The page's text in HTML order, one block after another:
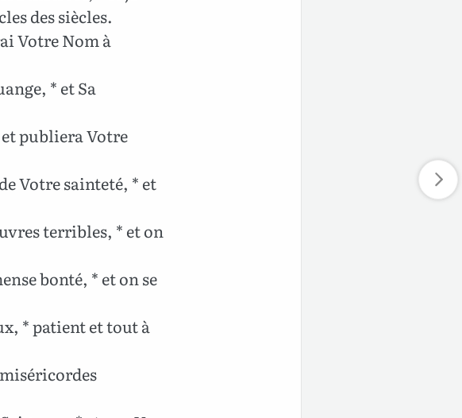
des siècles.
Votre Nom à
* et Sa
publiera Votre
Votre sainteté, * et
terribles, * et on
bonté, * et on se
* patient et tout à